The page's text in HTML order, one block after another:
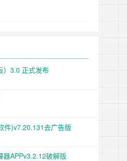
）3.0 正式发布
件)v7.20.131去广告版
APPv3.2.12破解版